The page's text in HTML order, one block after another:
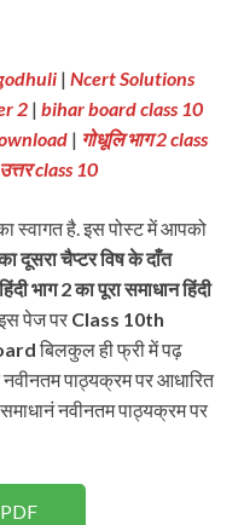
| Ncert Solutions
2 | bihar board class 10
| गोधूलि भाग 2 class
class 10
स्वागत है. इस पोस्ट में आपको
दूसरा चैप्टर विष के दाँत
हिंदी भाग 2 का पूरा समाधान हिंदी
पेज पर Class 10th
बिलकुल ही फ्री में पढ़
पाठ्यक्रम पर आधारित
नवीनतम पाठ्यक्रम पर